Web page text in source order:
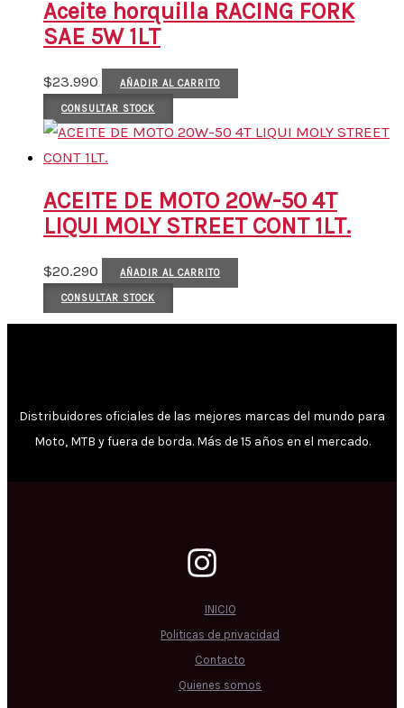
Aceite horquilla RACING FORK
SAE 5W 1LT
$23.990 AÑADIR AL CARRITO
CONSULTAR STOCK
ACEITE DE MOTO 20W-50 4T
LIQUI MOLY STREET CONT 1LT.
$20.290 AÑADIR AL CARRITO
CONSULTAR STOCK
Distribuidores oficiales de las mejores marcas del mundo para
Moto, MTB y fuera de borda. Más de 15 años en el mercado.
INICIO
Politicas de privacidad
Contacto
Quienes somos